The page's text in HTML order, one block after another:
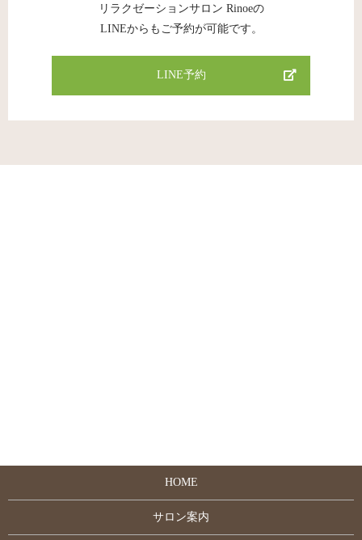
リラクゼーションサロン Rinoeの
LINEからもご予約が可能です。
LINE予約
HOME
サロン案内